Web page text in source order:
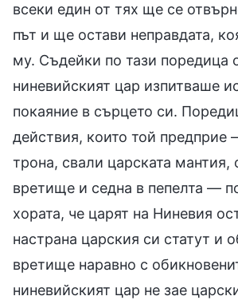
всеки един от тях ще се
път и ще остави неправдата,
му. Съдейки по тази поредица
ниневийският цар изпитваше
покаяние в сърцето си.
действия, които той предприе
трона, свали царската мантия,
вретище и седна в пепелта —
хората, че царят на Ниневия
настрана царския си статут и
вретище наравно с
ниневийският цар не зае